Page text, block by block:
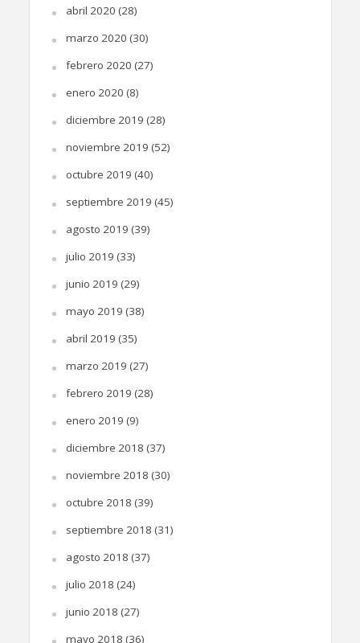
abril 2020 (28)
marzo 2020 (30)
febrero 2020 (27)
enero 2020 (8)
diciembre 2019 (28)
noviembre 2019 (52)
octubre 2019 (40)
septiembre 2019 (45)
agosto 2019 (39)
julio 2019 (33)
junio 2019 (29)
mayo 2019 (38)
abril 2019 (35)
marzo 2019 (27)
febrero 2019 (28)
enero 2019 (9)
diciembre 2018 (37)
noviembre 2018 (30)
octubre 2018 (39)
septiembre 2018 (31)
agosto 2018 (37)
julio 2018 (24)
junio 2018 (27)
mayo 2018 (36)